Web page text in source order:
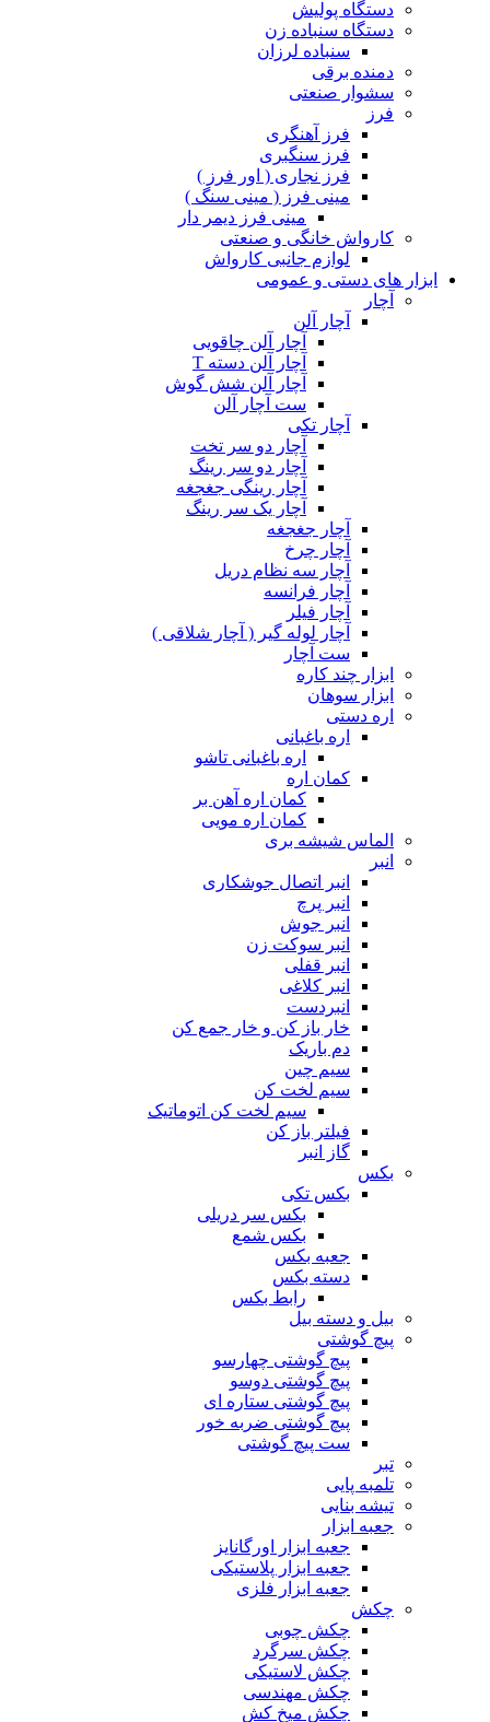
دستگاه پولیش
دستگاه سنباده زن
سنباده لرزان
دمنده برقی
سشوار صنعتی
فرز
فرز آهنگری
فرز سنگبری
فرز نجاری ( اور فرز )
مینی فرز ( مینی سنگ )
مینی فرز دیمر دار
کارواش خانگی و صنعتی
لوازم جانبی کارواش
ابزار های دستی و عمومی
آچار
آچار آلن
آچار آلن چاقویی
آچار آلن دسته T
آچار آلن شش گوش
ست آچار آلن
آچار تکی
آچار دو سر تخت
آچار دو سر رینگ
آچار رینگی جغجغه
آچار یک سر رینگ
آچار جغجغه
آچار چرخ
آچار سه نظام دریل
آچار فرانسه
آچار فیلر
آچار لوله گیر ( آچار شلاقی )
ست آچار
ابزار چند کاره
ابزار سوهان
اره دستی
اره باغبانی
اره باغبانی تاشو
کمان اره
کمان اره آهن بر
کمان اره مویی
الماس شیشه بری
انبر
انبر اتصال جوشکاری
انبر پرچ
انبر جوش
انبر سوکت زن
انبر قفلی
انبر کلاغی
انبردست
خار باز کن و خار جمع کن
دم باریک
سیم چین
سیم لخت کن
سیم لخت کن اتوماتیک
فیلتر باز کن
گاز انبر
بکس
بکس تکی
بکس سر دریلی
بکس شمع
جعبه بکس
دسته بکس
رابط بکس
بیل و دسته بیل
پیچ گوشتی
پیچ گوشتی چهارسو
پیچ گوشتی دوسو
پیچ گوشتی ستاره‌ ای
پیچ گوشتی ضربه خور
ست پیچ گوشتی
تبر
تلمبه پایی
تیشه بنایی
جعبه ابزار
جعبه ابزار اورگانایز
جعبه ابزار پلاستیکی
جعبه ابزار فلزی
چکش
چکش چوبی
چکش سرگرد
چکش لاستیکی
چکش مهندسی
چکش میخ کش